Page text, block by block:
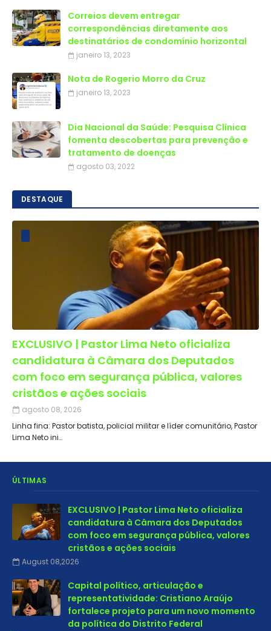
Correios devem entregar
correspondências diretamente aos
destinatários de condomínio horizontal
janeiro 13, 2023
Nota de Rogerio Morro da Cruz
janeiro 13, 2023
Dia Nacional da Saúde: Pesquisa Clínica
fomenta descobertas para prevenção e
tratamento de doenças
agosto 03, 2022
DESTAQUE
EXCLUSIVO | Pastor Lima Neto oficializa
candidatura à Câmara dos Deputados
com foco em segurança pública, valores
cristãos e ações sociais
agosto 08, 2026
Linha fina: Pastor batista, policial militar e líder comunitário, Pastor
Lima Neto ini…
ÚLTIMAS
EXCLUSIVO | Pastor Lima Neto oficializa
candidatura à Câmara dos Deputados
com foco em segurança pública, valores
cristãos e ações sociais
August 08,2026
Capital político, articulação e
representatividade: Cristiano Araújo
fortalece projeto para um novo momento
da política do Distrito Federal